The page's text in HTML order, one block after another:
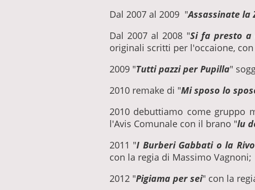
Dal 2007 al 2009 "Assassinate la
Dal 2007 al 2008 "Si fa presto
originali scritti per l'occaione,
2009 "Tutti pazzi per Pupilla"
2010 remake di "Mi sposo lo
2010 debuttiamo come gruppo
l'Avis Comunale con il brano "lu
2011 "I Burberi Gabbati o la
con la regia di Massimo Vagnoni;
2012 "Pigiama per sei" con la